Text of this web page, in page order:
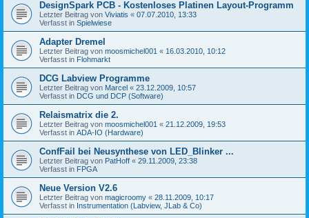
DesignSpark PCB - Kostenloses Platinen Layout-Programm
Letzter Beitrag von Viviatis « 07.07.2010, 13:33
Verfasst in Spielwiese
Adapter Dremel
Letzter Beitrag von moosmichel001 « 16.03.2010, 10:12
Verfasst in Flohmarkt
DCG Labview Programme
Letzter Beitrag von Marcel « 23.12.2009, 10:57
Verfasst in DCG und DCP (Software)
Relaismatrix die 2.
Letzter Beitrag von moosmichel001 « 21.12.2009, 19:53
Verfasst in ADA-IO (Hardware)
ConfFail bei Neusynthese von LED_Blinker ...
Letzter Beitrag von PatHoff « 29.11.2009, 23:38
Verfasst in FPGA
Neue Version V2.6
Letzter Beitrag von magicroomy « 28.11.2009, 10:17
Verfasst in Instrumentation (Labview, JLab & Co)